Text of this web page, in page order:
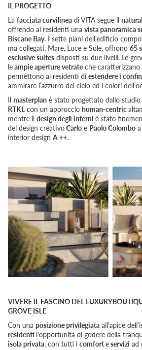
IL PROGETTO
La facciata curvilinea di VITA segue il
offrendo ai residenti una vista panoramica
Biscane Bay. I sette piani dell’edificio
ma collegati, Mare, Luce e Sole, offrono 65
esclusive suites disposti su due livelli. Le
leampie aperture vetrate che caratterizzano
permettono ai residenti di estendere i
ammirare l’azzurro del cielo ed i colori
Il masterplan è stato progettato dallo
RTKL con un approccio human-centric
mentre il design degli interni è stato
del design creativoCarlo e Paolo Colombo
interior design A ++.
VIVERE IL FASCINO DEL
GROVE ISLE
Con una posizione privilegiata all’apice
residenti l'opportunità di godere della
isola privata, con tutti i comforteservizi ad